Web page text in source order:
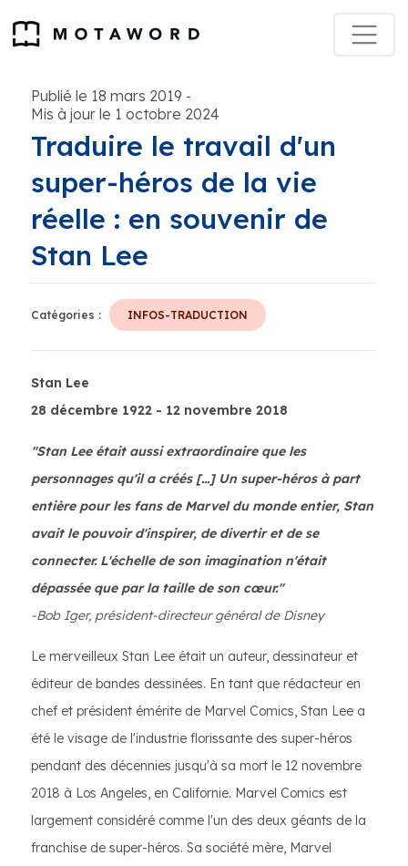
Publié le 18 mars 2019 -
Mis à jour le 1 octobre 2024
Traduire le travail d'un
super-héros de la vie
réelle : en souvenir de
Stan Lee
Catégories : INFOS-TRADUCTION
Stan Lee
28 décembre 1922 - 12 novembre 2018
"Stan Lee était aussi extraordinaire que les
personnages qu'il a créés [...] Un super-héros à part
entière pour les fans de Marvel du monde entier, Stan
avait le pouvoir d'inspirer, de divertir et de se
connecter. L'échelle de son imagination n'était
dépassée que par la taille de son cœur."
-Bob Iger, président-directeur général de Disney
Le merveilleux Stan Lee était un auteur, dessinateur et
éditeur de bandes dessinées. En tant que rédacteur en
chef et président émérite de Marvel Comics, Stan Lee a
été le visage de l'industrie florissante des super-héros
pendant des décennies jusqu'à sa mort le 12 novembre
2018 à Los Angeles, en Californie. Marvel Comics est
largement considéré comme l'un des deux géants de la
franchise de super-héros. Sa société mère, Marvel